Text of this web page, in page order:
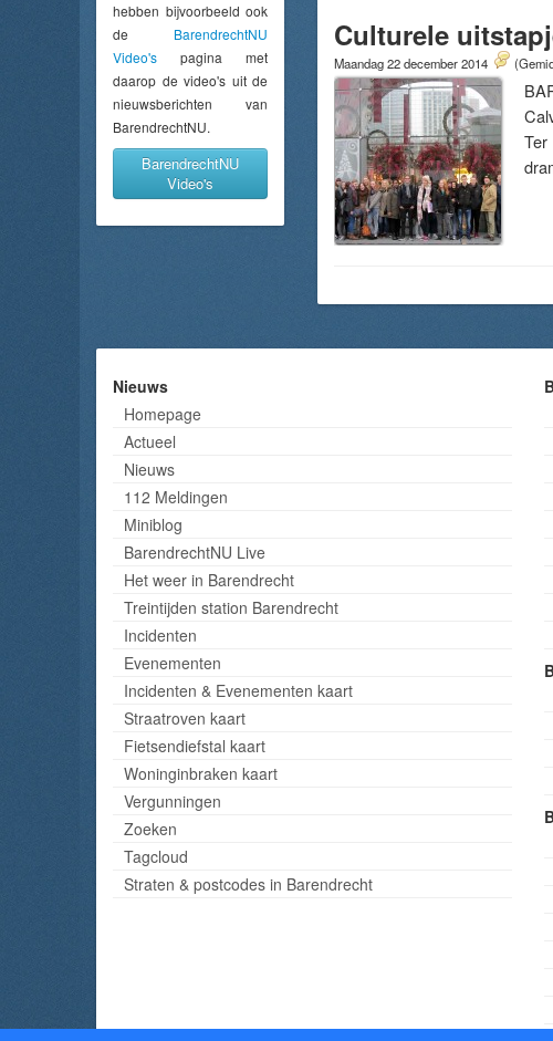
hebben bijvoorbeeld ook
de BarendrechtNU
Video's pagina met
daarop de video's uit de
nieuwsberichten van
BarendrechtNU.
BarendrechtNU
Video's
Culturele
Maandag 22 december 2014
Nieuws
Homepage
Actueel
Nieuws
112 Meldingen
Miniblog
BarendrechtNU Live
Het weer in Barendrecht
Treintijden station Barendrecht
Incidenten
Evenementen
Incidenten & Evenementen kaart
Straatroven kaart
Fietsendiefstal kaart
Woninginbraken kaart
Vergunningen
Zoeken
Tagcloud
Straten & postcodes in Barendrecht